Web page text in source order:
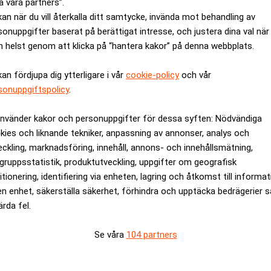
våra partners”.
när du vill återkalla ditt samtycke, invända mot behandling av
baserat på berättigat intresse, och justera dina val när
helst genom att klicka på “hantera kakor” på denna webbplats.
fördjupa dig ytterligare i vår cookie-policyoch vår
.
kakor och personuppgifter för dessa syften: Nödvändiga
och liknande tekniker, anpassning av annonser, analys och
marknadsföring, innehåll, annons- och innehållsmätning,
produktutveckling, uppgifter om geografisk
identifiering via enheten, lagring och åtkomst till
enhet, säkerställa säkerhet, förhindra och upptäcka bedrägerier
fel.
Se våra 104 partners
20 procent av
Carnegie Fonder
ANNONS